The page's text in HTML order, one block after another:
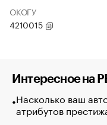
ОКОГУ
4210015
Интересное на
Насколько ваш
атрибутов